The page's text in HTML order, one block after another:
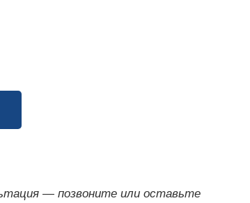
— позвоните или оставьте